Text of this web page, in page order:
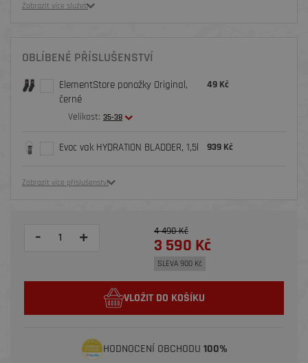
Zobrazit více služeb
OBLÍBENÉ PŘÍSLUŠENSTVÍ
ElementStore ponožky Original,
černé
Velikost: 35-38
49 Kč
Evoc vak HYDRATION BLADDER, 1,5l 939 Kč
Zobrazit více příslušenství
- + 4 490 Kč
3 590 Kč
SLEVA 900 Kč
VLOŽIT DO KOŠÍKU
HODNOCENÍ OBCHODU 100%